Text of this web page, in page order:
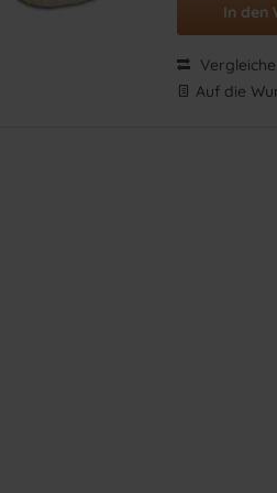
In den
Auf die